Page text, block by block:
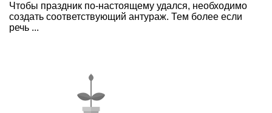
Чтобы праздник по-настоящему удался, необходимо
создать соответствующий антураж. Тем более если
речь ...